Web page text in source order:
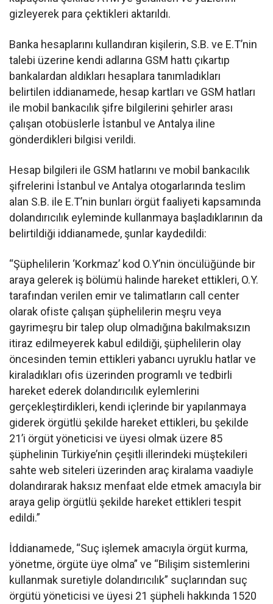
gizleyerek para çektikleri aktarıldı.
Banka hesaplarını kullandıran kişilerin, S.B. ve E.T’nin
talebi üzerine kendi adlarına GSM hattı çıkartıp
bankalardan aldıkları hesaplara tanımladıkları
belirtilen iddianamede, hesap kartları ve GSM hatları
ile mobil bankacılık şifre bilgilerini şehirler arası
çalışan otobüslerle İstanbul ve Antalya iline
gönderdikleri bilgisi verildi.
Hesap bilgileri ile GSM hatlarını ve mobil bankacılık
şifrelerini İstanbul ve Antalya otogarlarında teslim
alan S.B. ile E.T’nin bunları örgüt faaliyeti kapsamında
dolandırıcılık eyleminde kullanmaya başladıklarının da
belirtildiği iddianamede, şunlar kaydedildi:
“Şüphelilerin ‘Korkmaz’ kod O.Y’nin öncülüğünde bir
araya gelerek iş bölümü halinde hareket ettikleri, O.Y.
tarafından verilen emir ve talimatların call center
olarak ofiste çalışan şüphelilerin meşru veya
gayrimeşru bir talep olup olmadığına bakılmaksızın
itiraz edilmeyerek kabul edildiği, şüphelilerin olay
öncesinden temin ettikleri yabancı uyruklu hatlar ve
kiraladıkları ofis üzerinden programlı ve tedbirli
hareket ederek dolandırıcılık eylemlerini
gerçekleştirdikleri, kendi içlerinde bir yapılanmaya
giderek örgütlü şekilde hareket ettikleri, bu şekilde
21’i örgüt yöneticisi ve üyesi olmak üzere 85
şüphelinin Türkiye’nin çeşitli illerindeki müştekileri
sahte web siteleri üzerinden araç kiralama vaadiyle
dolandırarak haksız menfaat elde etmek amacıyla bir
araya gelip örgütlü şekilde hareket ettikleri tespit
edildi.”
İddianamede, “Suç işlemek amacıyla örgüt kurma,
yönetme, örgüte üye olma” ve “Bilişim sistemlerini
kullanmak suretiyle dolandırıcılık” suçlarından suç
örgütü yöneticisi ve üyesi 21 şüpheli hakkında 1520